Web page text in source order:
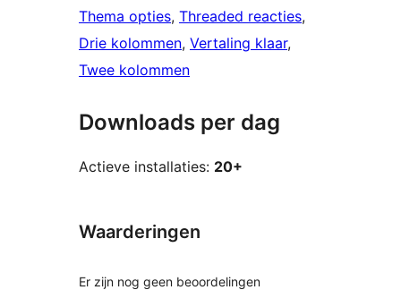
Thema opties, Threaded reacties
Drie kolommen, Vertaling klaar
Twee kolommen
Downloads per dag
Actieve installaties: 20+
Waarderingen
Er zijn nog geen beoordelingen